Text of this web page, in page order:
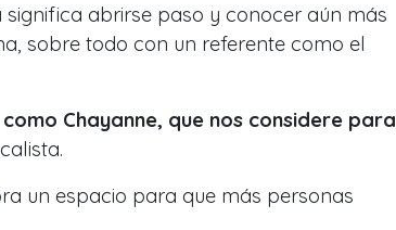
abrirse paso y conocer aún más
sobre todo con un referente como el
Chayanne, que nos considere para
un espacio para que más personas